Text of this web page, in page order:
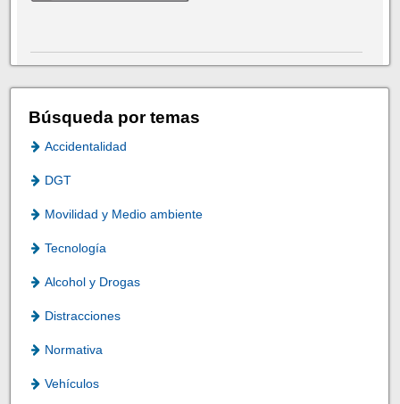
Búsqueda por temas
Accidentalidad
DGT
Movilidad y Medio ambiente
Tecnología
Alcohol y Drogas
Distracciones
Normativa
Vehículos